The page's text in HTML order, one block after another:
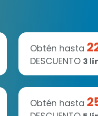
Obtén hasta
DESCUENTO 3
Obtén hasta